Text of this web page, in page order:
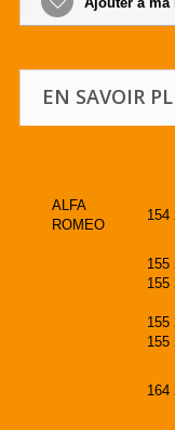
EN SAVOIR
ALFA
ROMEO
154
155
155
155
155
164